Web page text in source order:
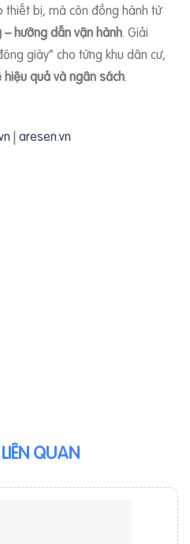
thiết bị, mà còn đồng hành từ
hướng dẫn vận hành. Giải
giày” cho từng khu dân cư,
quả và ngân sách.
|aresen.vn
QUAN